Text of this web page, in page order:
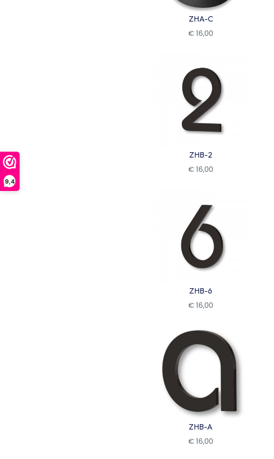
9,4
ZHA-C
€16,00
ZHB-2
€16,00
ZHB-6
€16,00
ZHB-A
€16,00